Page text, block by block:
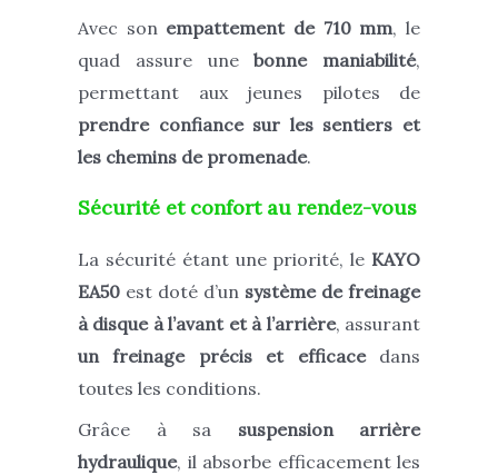
Avec son empattement de 710 mm, le
quad assure unebonne maniabilité,
permettant aux jeunes pilotes de
prendre confiance sur les sentiers et
les chemins de promenade.
Sécurité et confort au rendez-vous
La sécurité étant une priorité, le KAYO
EA50 est doté d’un système de freinage
à disque à l’avant et à l’arrière, assurant
un freinage précis et efficacedans
toutes les conditions.
Grâce à sa suspension arrière
hydraulique, il absorbe efficacement les